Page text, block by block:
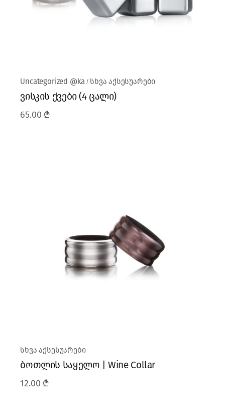
Uncategorized @ka სხვა აქსესუარები
ვისკის ქვები (4 ცალი)
65.00 ₾
სხვა აქსესუარები
ბოთლის საყელო | Wine Collar
12.00 ₾